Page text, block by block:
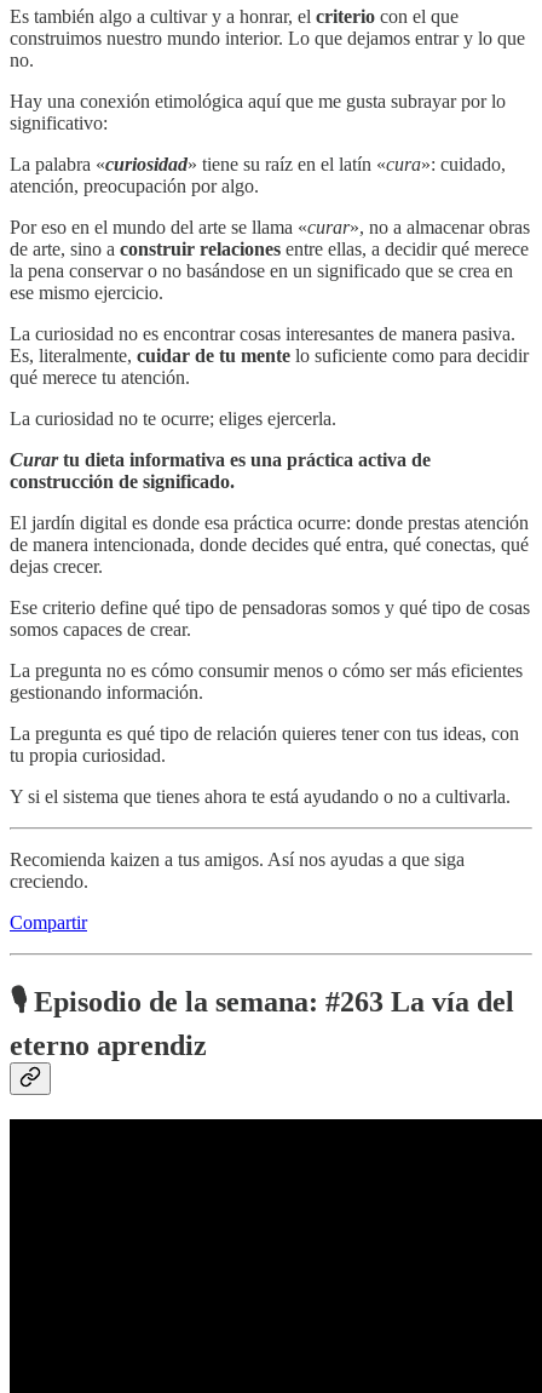
Es también algo a cultivar y a honrar, el criterio con el que
construimos nuestro mundo interior. Lo que dejamos entrar y lo que
no.
Hay una conexión etimológica aquí que me gusta subrayar por lo
significativo:
La palabra «curiosidad» tiene su raíz en el latín «cura»: cuidado,
atención, preocupación por algo.
Por eso en el mundo del arte se llama «curar», no a almacenar obras
de arte, sino a construir relaciones entre ellas, a decidir qué merece
la pena conservar o no basándose en un significado que se crea en
ese mismo ejercicio.
La curiosidad no es encontrar cosas interesantes de manera pasiva.
Es, literalmente, cuidar de tu mente lo suficiente como para decidir
qué merece tu atención.
La curiosidad no te ocurre; eliges ejercerla.
Curartu dieta informativa es una práctica activa de
construcción de significado.
El jardín digital es donde esa práctica ocurre: donde prestas atención
de manera intencionada, donde decides qué entra, qué conectas, qué
dejas crecer.
Ese criterio define qué tipo de pensadoras somos y qué tipo de cosas
somos capaces de crear.
La pregunta no es cómo consumir menos o cómo ser más eficientes
gestionando información.
La pregunta es qué tipo de relación quieres tener con tus ideas, con
tu propia curiosidad.
Y si el sistema que tienes ahora te está ayudando o no a cultivarla.
Recomienda kaizen a tus amigos. Así nos ayudas a que siga
creciendo.
Compartir
🎙️ Episodio de la semana: #263 La vía del
eterno aprendiz